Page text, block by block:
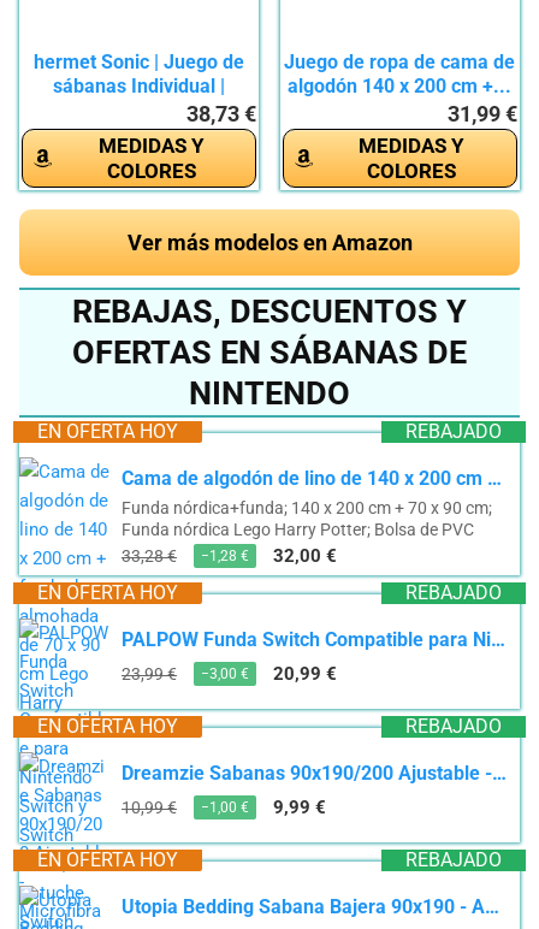
hermet Sonic | Juego de
sábanas Individual |
38,73 €
MEDIDAS Y
COLORES
Juego de ropa de cama de
algodón 140 x 200 cm +...
31,99 €
MEDIDAS Y
COLORES
Ver más modelos en Amazon
REBAJAS, DESCUENTOS Y
OFERTAS EN SÁBANAS DE
NINTENDO
REBAJADO
EN OFERTA HOY
Cama de algodón de lino de 140 x 200 cm + funda de almohada de 70 x 90 cm Lego Harry Potter
Funda nórdica+funda; 140 x 200 cm + 70 x 90 cm;
Funda nórdica Lego Harry Potter; Bolsa de PVC
33,28 €
−1,28 € 32,00 €
REBAJADO
EN OFERTA HOY
PALPOW Funda Switch Compatible para Nintendo Switch y Switch OLED, Estuche Switch Portátil con 5...
23,99 € −3,00 € 20,99 €
REBAJADO
EN OFERTA HOY
Dreamzie Sabanas 90x190/200 Ajustable - Microfibra Ultra Suave Oeko Tex Certificado - Sabana Bajera...
10,99 € −1,00 € 9,99 €
REBAJADO
EN OFERTA HOY
Utopia Bedding Sabana Bajera 90x190 - Azul SPA - Bolsillo Profundo - Microfibra de Poliéster...